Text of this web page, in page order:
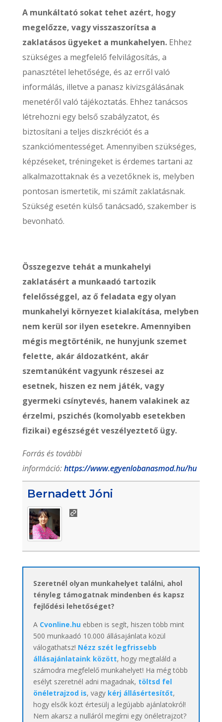
A munkáltató sokat tehet azért, hogy
megelőzze, vagy visszaszorítsa a
zaklatásos ügyeket a munkahelyen.Ehhez
szükséges a megfelelő felvilágosítás, a
panasztétel lehetősége, és az erről való
informálás, illetve a panasz kivizsgálásának
menetéről való tájékoztatás. Ehhez tanácsos
létrehozni egy belső szabályzatot, és
biztosítani a teljes diszkréciót és a
szankciómentességet. Amennyiben szükséges,
képzéseket, tréningeket is érdemes tartani az
alkalmazottaknak és a vezetőknek is, melyben
pontosan ismertetik, mi számít zaklatásnak.
Szükség esetén külső tanácsadó, szakember is
bevonható.
Összegezve tehát a munkahelyi
zaklatásért a munkaadó tartozik
felelősséggel, az ő feladata egy olyan
munkahelyi környezet kialakítása, melyben
nem kerül sor ilyen esetekre. Amennyiben
mégis megtörténik, ne hunyjunk szemet
felette, akár áldozatként, akár
szemtanúként vagyunk részesei az
esetnek, hiszen ez nem játék, vagy
gyermeki csínytevés, hanem valakinek az
érzelmi, pszichés (komolyabb esetekben
fizikai) egészségét veszélyeztető ügy.
Forrás és további
információ:https://www.egyenlobanasmod.hu/hu
Bernadett Jóni
Szeretnél olyan munkahelyet találni, ahol
tényleg támogatnak mindenben és kapsz
fejlődési lehetőséget?
A Cvonline.huebben is segít, hiszen több mint
500 munkaadó 10.000 állásajánlata közül
válogathatsz! Nézz szét legfrissebb
állásajánlataink között, hogy megtaláld a
számodra megfelelő munkahelyet! Ha még több
esélyt szeretnél adni magadnak, töltsd fel
önéletrajzod is, vagy kérj állásértesítőt,
hogy elsők közt értesülj a legújabb ajánlatokról!
Nem akarsz a nulláról megírni egy önéletrajzot?